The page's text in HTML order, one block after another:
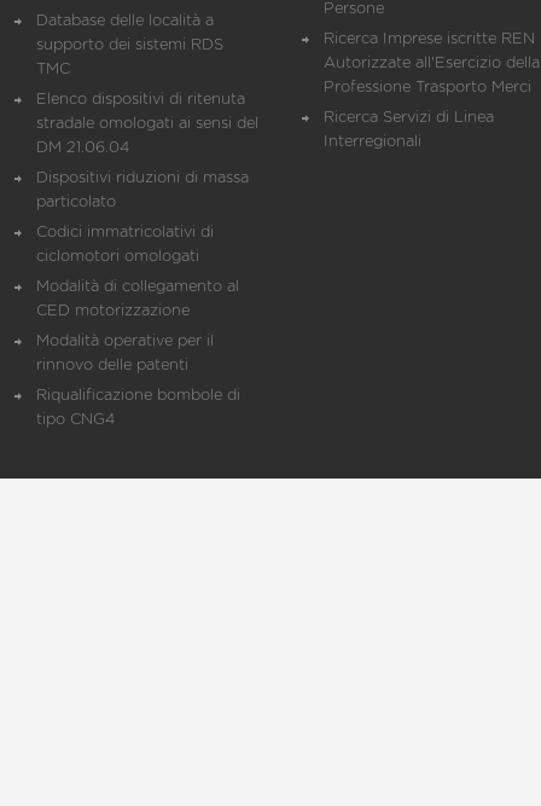
Database delle località a
supporto dei sistemi RDS
TMC
Elenco dispositivi di ritenuta
stradale omologati ai sensi del
DM 21.06.04
Dispositivi riduzioni di massa
particolato
Codici immatricolativi di
ciclomotori omologati
Modalità di collegamento al
CED motorizzazione
Modalità operative per il
rinnovo delle patenti
Riqualificazione bombole di
tipo CNG4
Persone
Ricerca Imprese iscritte REN
Autorizzate all'Esercizio della
Professione Trasporto Merci
Ricerca Servizi di Linea
Interregionali